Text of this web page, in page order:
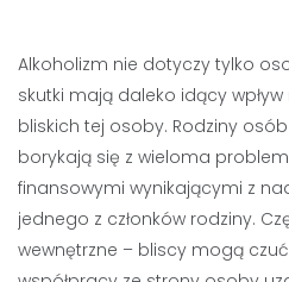
Alkoholizm nie dotyczy tylko
skutki mają daleko idący
bliskich tej osoby. Rodziny
borykają się z wieloma
finansowymi wynikającymi z
jednego z członków rodziny.
wewnętrzne – bliscy mogą